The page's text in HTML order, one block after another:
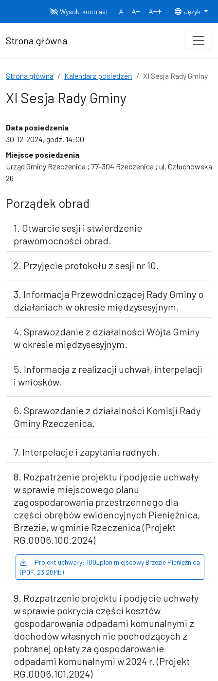
Wysoki kontrast
Normalny rozmiar czcionki
Rozmiar czcionki 150% Rozmiar
Język
Strona główna
Strona główna Kalendarz posiedzeń XI Sesja Rady Gminy
XI Sesja Rady Gminy
Data posiedzenia
30-12-2024, godz. 14:00
Miejsce posiedzenia
Urząd Gminy Rzeczenica ; 77-304 Rzeczenica ; ul. Człuchowska
26
Porządek obrad
1. Otwarcie sesji i stwierdzenie
prawomocności obrad.
2. Przyjęcie protokołu z sesji nr 10.
3. Informacja Przewodniczącej Rady Gminy o
działaniach w okresie międzysesyjnym.
4. Sprawozdanie z działalności Wójta Gminy
w okresie międzysesyjnym.
5. Informacja z realizacji uchwał, interpelacji
i wniosków.
6. Sprawozdanie z działalności Komisji Rady
Gminy Rzeczenica.
7. Interpelacje i zapytania radnych.
8. Rozpatrzenie projektu i podjęcie uchwały
w sprawie miejscowego planu
zagospodarowania przestrzennego dla
części obrębów ewidencyjnych Pieniężnica,
Brzezie, w gminie Rzeczenica (Projekt
RG.0006.100.2024)
Projekt uchwały: 100_plan miejscowy Brzezie Pieniężnica
(PDF, 23.20Mb)
9. Rozpatrzenie projektu i podjęcie uchwały
w sprawie pokrycia części kosztów
gospodarowania odpadami komunalnymi z
dochodów własnych nie pochodzących z
pobranej opłaty za gospodarowanie
odpadami komunalnymi w 2024 r. (Projekt
RG.0006.101.2024)